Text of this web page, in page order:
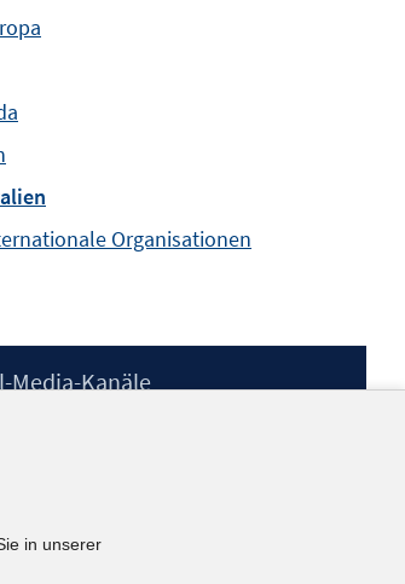
Organisationen
Media-Kanäle
in unserer